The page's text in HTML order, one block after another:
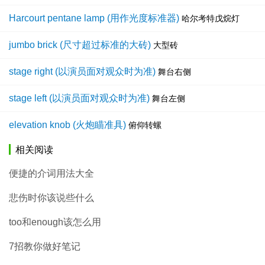
Harcourt pentane lamp (用作光度标准器) 哈尔考特戊烷灯
jumbo brick (尺寸超过标准的大砖) 大型砖
stage right (以演员面对观众时为准) 舞台右侧
stage left (以演员面对观众时为准) 舞台左侧
elevation knob (火炮瞄准具) 俯仰转螺
相关阅读
便捷的介词用法大全
悲伤时你该说些什么
too和enough该怎么用
7招教你做好笔记